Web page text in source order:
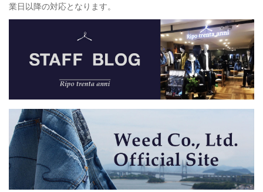
業日以降の対応となります。